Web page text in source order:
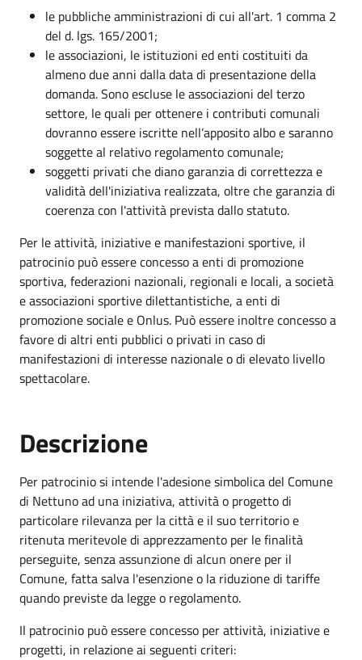
le pubbliche amministrazioni di cui all'art. 1 comma 2
del d. lgs. 165/2001;
le associazioni, le istituzioni ed enti costituiti da
almeno due anni dalla data di presentazione della
domanda. Sono escluse le associazioni del terzo
settore, le quali per ottenere i contributi comunali
dovranno essere iscritte nell’apposito albo e saranno
soggette al relativo regolamento comunale;
soggetti privati che diano garanzia di correttezza e
validità dell'iniziativa realizzata, oltre che garanzia di
coerenza con l'attività prevista dallo statuto.
Per le attività, iniziative e manifestazioni sportive, il
patrocinio può essere concesso a enti di promozione
sportiva, federazioni nazionali, regionali e locali, a società
e associazioni sportive dilettantistiche, a enti di
promozione sociale e Onlus. Può essere inoltre concesso a
favore di altri enti pubblici o privati in caso di
manifestazioni di interesse nazionale o di elevato livello
spettacolare.
Descrizione
Per patrocinio si intende l'adesione simbolica del Comune
di Nettuno ad una iniziativa, attività o progetto di
particolare rilevanza per la città e il suo territorio e
ritenuta meritevole di apprezzamento per le finalità
perseguite, senza assunzione di alcun onere per il
Comune, fatta salva l'esenzione o la riduzione di tariffe
quando previste da legge o regolamento.
Il patrocinio può essere concesso per attività, iniziative e
progetti, in relazione ai seguenti criteri: